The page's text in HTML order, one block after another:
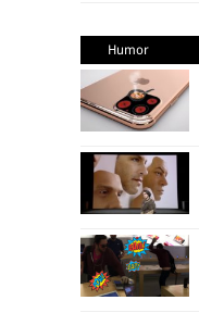
Humor